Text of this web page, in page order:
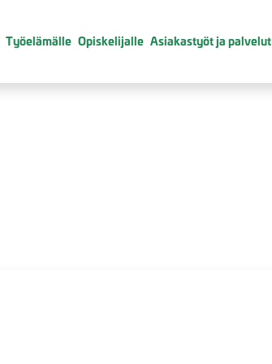
Työelämälle Opiskelijalle Asiakastyöt ja palvelut